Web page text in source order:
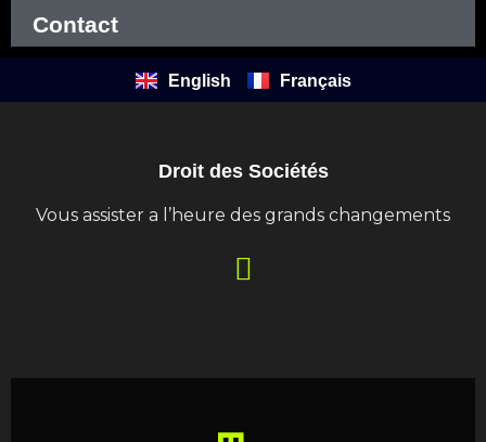
Contact
English Français
Droit des Sociétés
Vous assister a l’heure des grands changements